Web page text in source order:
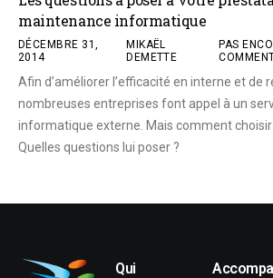
maintenance informatique
DÉCEMBRE 31,
2014
MIKAËL
DEMETTE
PAS
Afin d’améliorer l’efficacité en interne et de
nombreuses entreprises font appel à un
informatique externe. Mais comment
Quelles questions lui poser ?
Qui